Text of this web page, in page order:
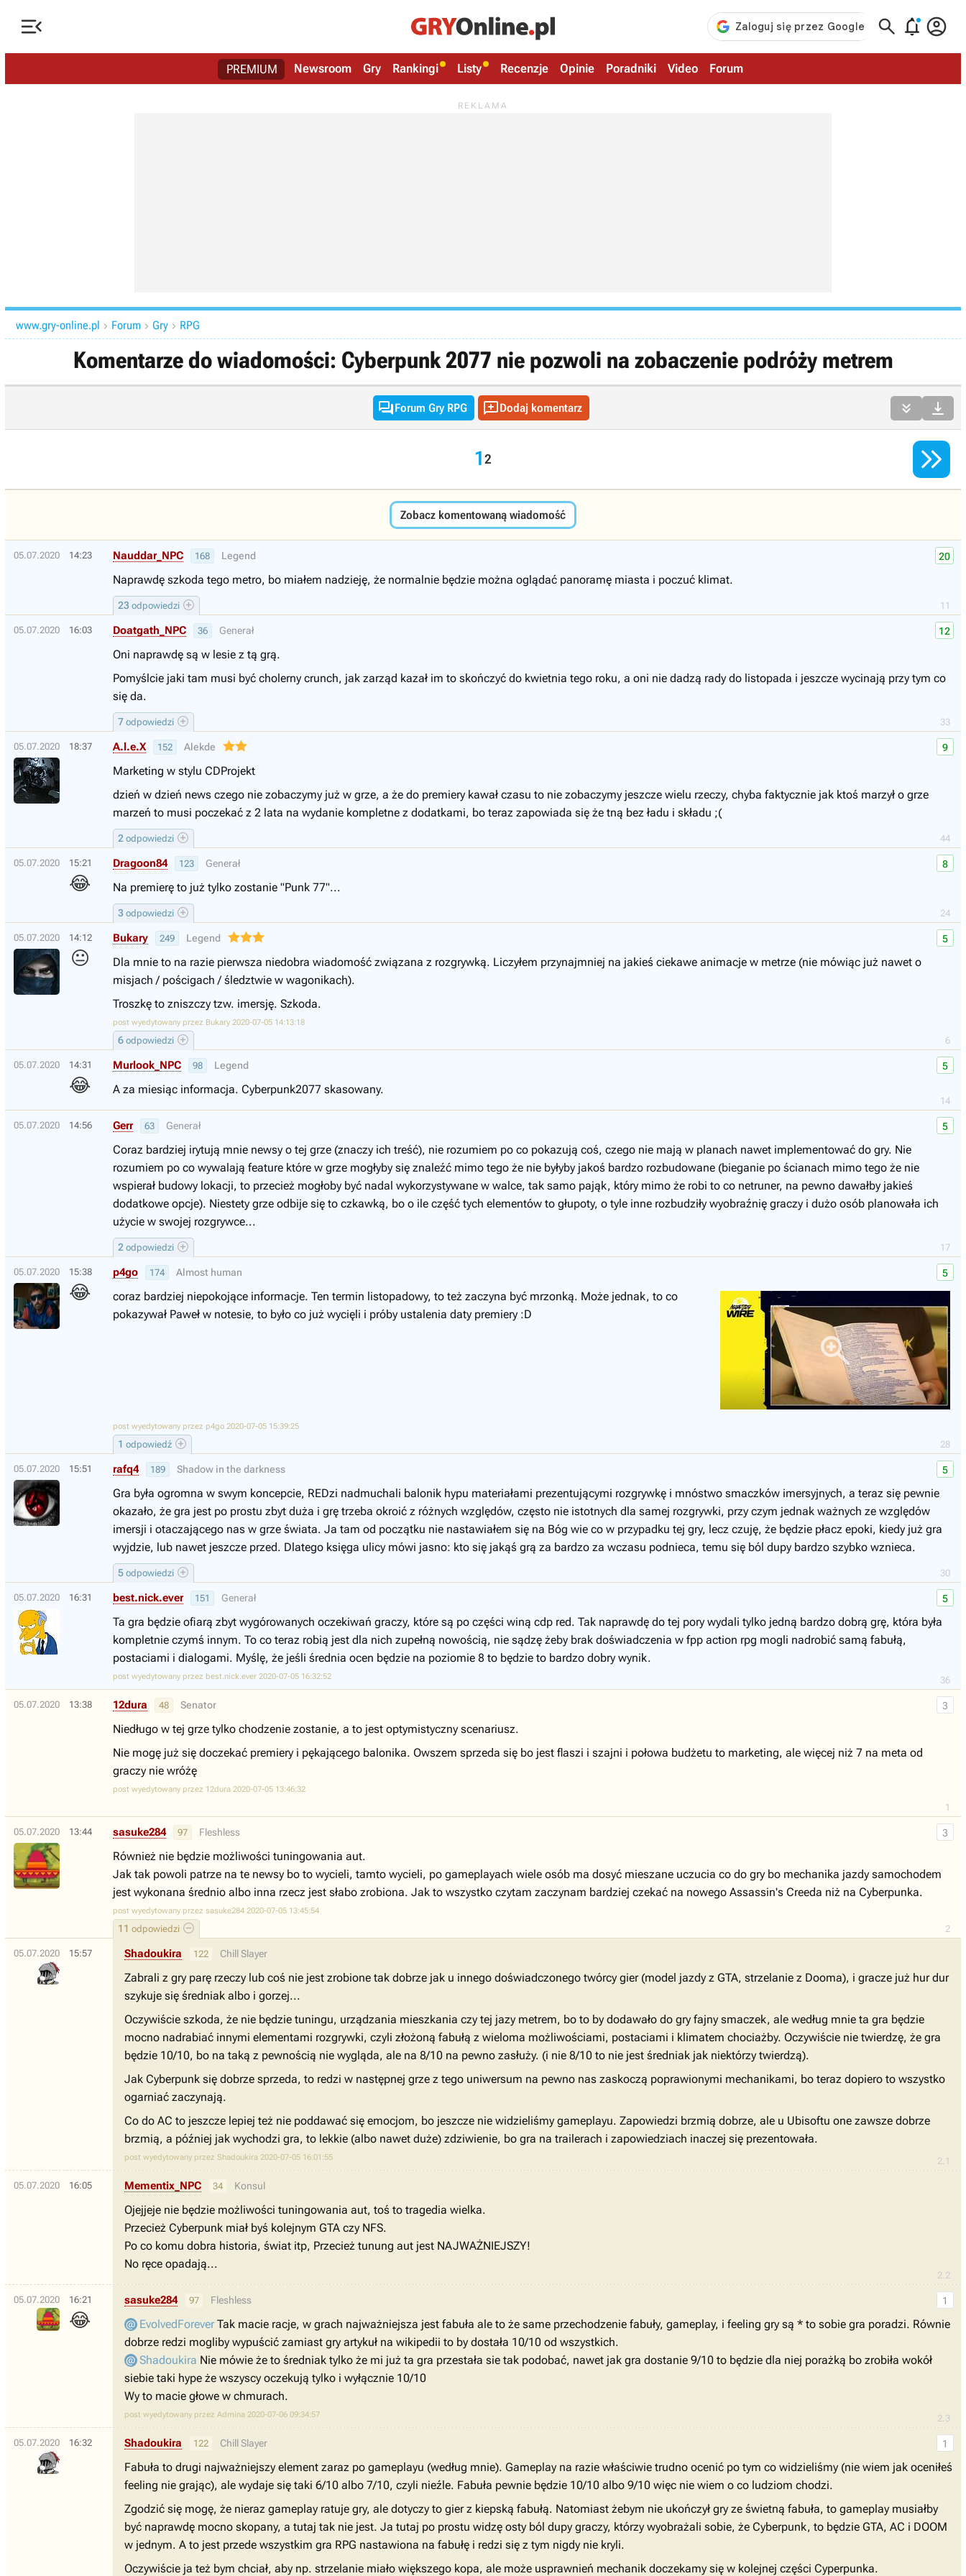
   
PREMIUM Newsroom Gry Rankingi Listy Recenzje Opinie Poradniki Video Forum
www.gry-online.pl  Forum  Gry  RPG
Komentarze do wiadomości: Cyberpunk 2077 nie pozwoli na zobaczenie podróży metrem
Forum Gry RPG Dodaj komentarz  
12 
Zobacz komentowaną wiadomość
05.07.2020 14:23
11
20
23 odpowiedzi
Nauddar_NPC 168 Legend
Naprawdę szkoda tego metro, bo miałem nadzieję, że normalnie będzie można oglądać panoramę miasta i poczuć klimat.
05.07.2020 16:03
33
12
7 odpowiedzi
Doatgath_NPC 36 Generał
Oni naprawdę są w lesie z tą grą.
Pomyślcie jaki tam musi być cholerny crunch, jak zarząd kazał im to skończyć do kwietnia tego roku, a oni nie dadzą rady do listopada i jeszcze wycinają przy tym co
się da.
05.07.2020 18:37
44
9
2 odpowiedzi
A.l.e.X 152 Alekde
Marketing w stylu CDProjekt
dzień w dzień news czego nie zobaczymy już w grze, a że do premiery kawał czasu to nie zobaczymy jeszcze wielu rzeczy, chyba faktycznie jak ktoś marzył o grze
marzeń to musi poczekać z 2 lata na wydanie kompletne z dodatkami, bo teraz zapowiada się że tną bez ładu i składu ;(
05.07.2020 15:21
😂
24
8
3 odpowiedzi
Dragoon84 123 Generał
Na premierę to już tylko zostanie "Punk 77"...
05.07.2020 14:12
😐
6
5
6 odpowiedzi
Bukary 249 Legend
Dla mnie to na razie pierwsza niedobra wiadomość związana z rozgrywką. Liczyłem przynajmniej na jakieś ciekawe animacje w metrze (nie mówiąc już nawet o
misjach / pościgach / śledztwie w wagonikach).
Troszkę to zniszczy tzw. imersję. Szkoda.
post wyedytowany przez Bukary 2020-07-05 14:13:18
05.07.2020 14:31
😂
14
5
Murlook_NPC 98 Legend
A za miesiąc informacja. Cyberpunk2077 skasowany.
05.07.2020 14:56
17
5
2 odpowiedzi
Gerr 63 Generał
Coraz bardziej irytują mnie newsy o tej grze (znaczy ich treść), nie rozumiem po co pokazują coś, czego nie mają w planach nawet implementować do gry. Nie
rozumiem po co wywalają feature które w grze mogłyby się znaleźć mimo tego że nie byłyby jakoś bardzo rozbudowane (bieganie po ścianach mimo tego że nie
wspierał budowy lokacji, to przecież mogłoby być nadal wykorzystywane w walce, tak samo pająk, który mimo że robi to co netruner, na pewno dawałby jakieś
dodatkowe opcje). Niestety grze odbije się to czkawką, bo o ile część tych elementów to głupoty, o tyle inne rozbudziły wyobraźnię graczy i dużo osób planowała ich
użycie w swojej rozgrywce...
05.07.2020 15:38
😂
28
5
1 odpowiedź
p4go 174 Almost human
coraz bardziej niepokojące informacje. Ten termin listopadowy, to też zaczyna być mrzonką. Może jednak, to co
pokazywał Paweł w notesie, to było co już wycięli i próby ustalenia daty premiery :D
post wyedytowany przez p4go 2020-07-05 15:39:25
05.07.2020 15:51
30
5
5 odpowiedzi
rafq4 189 Shadow in the darkness
Gra była ogromna w swym koncepcie, REDzi nadmuchali balonik hypu materiałami prezentującymi rozgrywkę i mnóstwo smaczków imersyjnych, a teraz się pewnie
okazało, że gra jest po prostu zbyt duża i grę trzeba okroić z różnych względów, często nie istotnych dla samej rozgrywki, przy czym jednak ważnych ze względów
imersji i otaczającego nas w grze świata. Ja tam od początku nie nastawiałem się na Bóg wie co w przypadku tej gry, lecz czuję, że będzie płacz epoki, kiedy już gra
wyjdzie, lub nawet jeszcze przed. Dlatego księga ulicy mówi jasno: kto się jakąś grą za bardzo za wczasu podnieca, temu się ból dupy bardzo szybko wznieca.
05.07.2020 16:31
36
5
best.nick.ever 151 Generał
Ta gra będzie ofiarą zbyt wygórowanych oczekiwań graczy, które są po części winą cdp red. Tak naprawdę do tej pory wydali tylko jedną bardzo dobrą grę, która była
kompletnie czymś innym. To co teraz robią jest dla nich zupełną nowością, nie sądzę żeby brak doświadczenia w fpp action rpg mogli nadrobić samą fabułą,
postaciami i dialogami. Myślę, że jeśli średnia ocen będzie na poziomie 8 to będzie to bardzo dobry wynik.
post wyedytowany przez best.nick.ever 2020-07-05 16:32:52
05.07.2020 13:38
1
3
12dura 48 Senator
Niedługo w tej grze tylko chodzenie zostanie, a to jest optymistyczny scenariusz.
Nie mogę już się doczekać premiery i pękającego balonika. Owszem sprzeda się bo jest flaszi i szajni i połowa budżetu to marketing, ale więcej niż 7 na meta od
graczy nie wróżę
post wyedytowany przez 12dura 2020-07-05 13:46:32
05.07.2020 13:44
2
3
11 odpowiedzi
sasuke284 97 Fleshless
Również nie będzie możliwości tuningowania aut.
Jak tak powoli patrze na te newsy bo to wycieli, tamto wycieli, po gameplayach wiele osób ma dosyć mieszane uczucia co do gry bo mechanika jazdy samochodem
jest wykonana średnio albo inna rzecz jest słabo zrobiona. Jak to wszystko czytam zaczynam bardziej czekać na nowego Assassin's Creeda niż na Cyberpunka.
post wyedytowany przez sasuke284 2020-07-05 13:45:54
05.07.2020 15:57
2.1
Shadoukira 122 Chill Slayer
Zabrali z gry parę rzeczy lub coś nie jest zrobione tak dobrze jak u innego doświadczonego twórcy gier (model jazdy z GTA, strzelanie z Dooma), i gracze już hur dur
szykuje się średniak albo i gorzej...
Oczywiście szkoda, że nie będzie tuningu, urządzania mieszkania czy tej jazy metrem, bo to by dodawało do gry fajny smaczek, ale według mnie ta gra będzie
mocno nadrabiać innymi elementami rozgrywki, czyli złożoną fabułą z wieloma możliwościami, postaciami i klimatem chociażby. Oczywiście nie twierdzę, że gra
będzie 10/10, bo na taką z pewnością nie wygląda, ale na 8/10 na pewno zasłuży. (i nie 8/10 to nie jest średniak jak niektórzy twierdzą).
Jak Cyberpunk się dobrze sprzeda, to redzi w następnej grze z tego uniwersum na pewno nas zaskoczą poprawionymi mechanikami, bo teraz dopiero to wszystko
ogarniać zaczynają.
Co do AC to jeszcze lepiej też nie poddawać się emocjom, bo jeszcze nie widzieliśmy gameplayu. Zapowiedzi brzmią dobrze, ale u Ubisoftu one zawsze dobrze
brzmią, a później jak wychodzi gra, to lekkie (albo nawet duże) zdziwienie, bo gra na trailerach i zapowiedziach inaczej się prezentowała.
post wyedytowany przez Shadoukira 2020-07-05 16:01:55
05.07.2020 16:05
2.2
Mementix_NPC 34 Konsul
Ojejjeje nie będzie możliwości tuningowania aut, toś to tragedia wielka.
Przecież Cyberpunk miał byś kolejnym GTA czy NFS.
Po co komu dobra historia, świat itp, Przecież tunung aut jest NAJWAŻNIEJSZY!
No ręce opadają...
05.07.2020 16:21
😂
2.3
1
sasuke284 97 Fleshless
EvolvedForeverTak macie racje, w grach najważniejsza jest fabuła ale to że same przechodzenie fabuły, gameplay, i feeling gry są * to sobie gra poradzi. Równie
dobrze redzi mogliby wypuścić zamiast gry artykuł na wikipedii to by dostała 10/10 od wszystkich.
Shadoukira Nie mówie że to średniak tylko że mi już ta gra przestała sie tak podobać, nawet jak gra dostanie 9/10 to będzie dla niej porażką bo zrobiła wokół
siebie taki hype że wszyscy oczekują tylko i wyłącznie 10/10
Wy to macie głowe w chmurach.
post wyedytowany przez Admina 2020-07-06 09:34:57
05.07.2020 16:32 1
Shadoukira 122 Chill Slayer
Fabuła to drugi najważniejszy element zaraz po gameplayu (według mnie). Gameplay na razie właściwie trudno ocenić po tym co widzieliśmy (nie wiem jak oceniłeś
feeling nie grając), ale wydaje się taki 6/10 albo 7/10, czyli nieźle. Fabuła pewnie będzie 10/10 albo 9/10 więc nie wiem o co ludziom chodzi.
Zgodzić się mogę, że nieraz gameplay ratuje gry, ale dotyczy to gier z kiepską fabułą. Natomiast żebym nie ukończył gry ze świetną fabuła, to gameplay musiałby
być naprawdę mocno skopany, a tutaj tak nie jest. Ja tutaj po prostu widzę osty ból dupy graczy, którzy wyobrażali sobie, że Cyberpunk, to będzie GTA, AC i DOOM
w jednym. A to jest przede wszystkim gra RPG nastawiona na fabułę i redzi się z tym nigdy nie kryli.
Oczywiście ja też bym chciał, aby np. strzelanie miało większego kopa, ale może usprawnień mechanik doczekamy się w kolejnej części Cyperpunka.